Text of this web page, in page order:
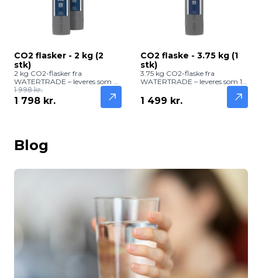
CO2 flasker - 2 kg (2
stk)
2 kg CO2-flasker fra
WATERTRADE – leveres som 2
stk og giver cirka 700 liter
brusende vand. Kompatible
med GROHE Blue Professional
1 998 kr.
1 798 kr.
CO2 flaske - 3.75 kg (1
stk)
3.75 kg CO2-flaske fra
WATERTRADE – leveres som 1
brusende vand. Kompatibel
med GROHE Blue Professional
1 499 kr.
Blog